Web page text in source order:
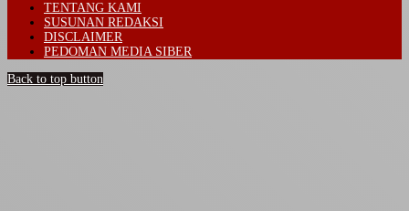
TENTANG KAMI
SUSUNAN REDAKSI
DISCLAIMER
PEDOMAN MEDIA SIBER
Back to top button